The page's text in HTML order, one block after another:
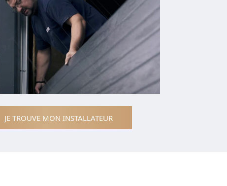
JE TROUVE MON INSTALLATEUR